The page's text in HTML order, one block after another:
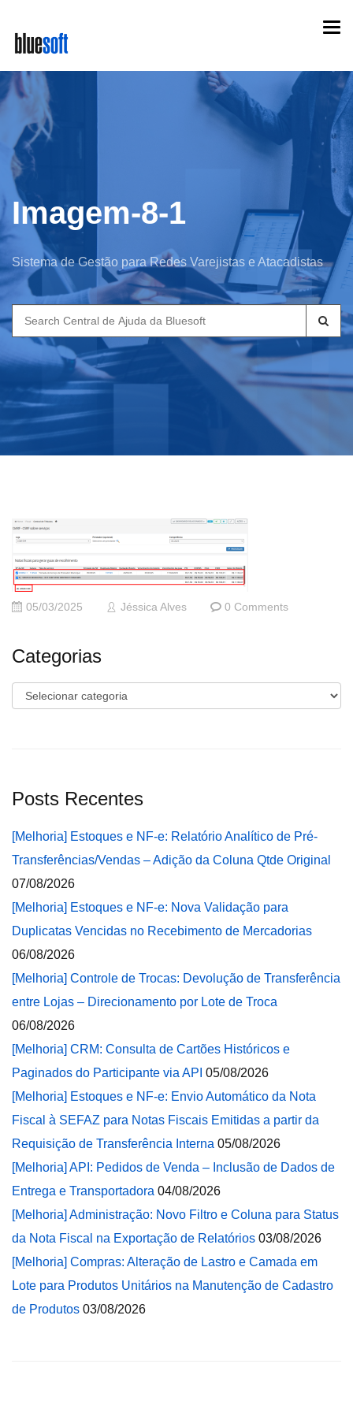
main
content
Imagem-8-1
Sistema de Gestão para Redes Varejistas e Atacadistas
Search
for:
05/03/2025 Jéssica Alves 0 Comments
Categorias
Categorias
Posts Recentes
[Melhoria] Estoques e NF-e: Relatório Analítico de Pré-
Transferências/Vendas – Adição da Coluna Qtde Original
07/08/2026
[Melhoria] Estoques e NF-e: Nova Validação para
Duplicatas Vencidas no Recebimento de Mercadorias
06/08/2026
[Melhoria] Controle de Trocas: Devolução de Transferência
entre Lojas – Direcionamento por Lote de Troca
06/08/2026
[Melhoria] CRM: Consulta de Cartões Históricos e
Paginados do Participante via API 05/08/2026
[Melhoria] Estoques e NF-e: Envio Automático da Nota
Fiscal à SEFAZ para Notas Fiscais Emitidas a partir da
Requisição de Transferência Interna 05/08/2026
[Melhoria] API: Pedidos de Venda – Inclusão de Dados de
Entrega e Transportadora 04/08/2026
[Melhoria] Administração: Novo Filtro e Coluna para Status
da Nota Fiscal na Exportação de Relatórios 03/08/2026
[Melhoria] Compras: Alteração de Lastro e Camada em
Lote para Produtos Unitários na Manutenção de Cadastro
de Produtos 03/08/2026